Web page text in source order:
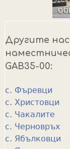
Другите
GAB35-00:
с. Фъревци
с. Христовци
с. Чакалите
с. Черновръх
с. Ябълковци